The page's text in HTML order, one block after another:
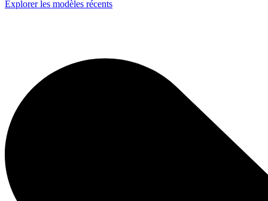
Explorer les modèles récents